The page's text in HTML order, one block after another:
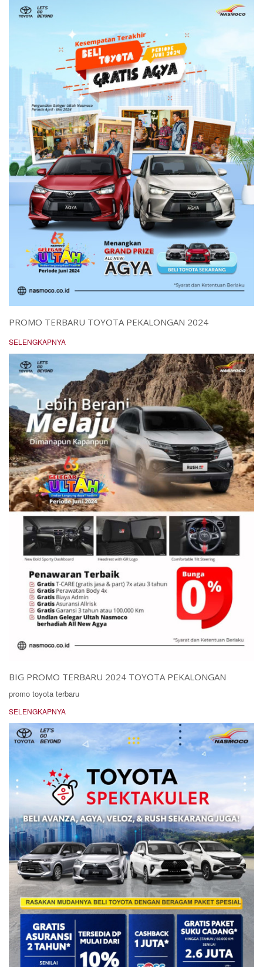
PROMO TERBARU TOYOTA PEKALONGAN 2024
SELENGKAPNYA
BIG PROMO TERBARU 2024 TOYOTA PEKALONGAN
promo toyota terbaru
SELENGKAPNYA